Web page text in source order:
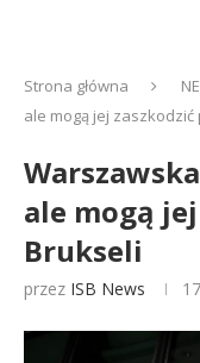
Strona główna
ale mogą jej
ale mogą
Brukseli
przez ISB News